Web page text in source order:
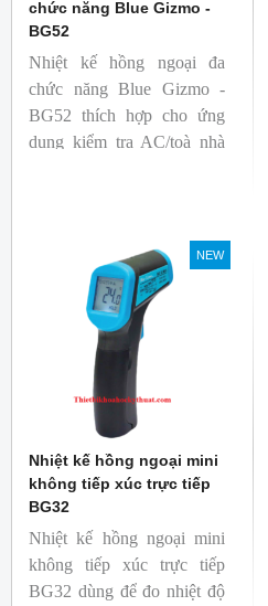
chức năng Blue Gizmo -
BG52
Nhiệt kế hồng ngoại đa
chức năng Blue Gizmo -
BG52 thích hợp cho ứng
dụng kiểm tra AC/toà nhà
NEW
Nhiệt kế hồng ngoại mini
không tiếp xúc trực tiếp
BG32
Nhiệt kế hồng ngoại mini
không tiếp xúc trực tiếp
BG32 dùng để đo nhiệt độ